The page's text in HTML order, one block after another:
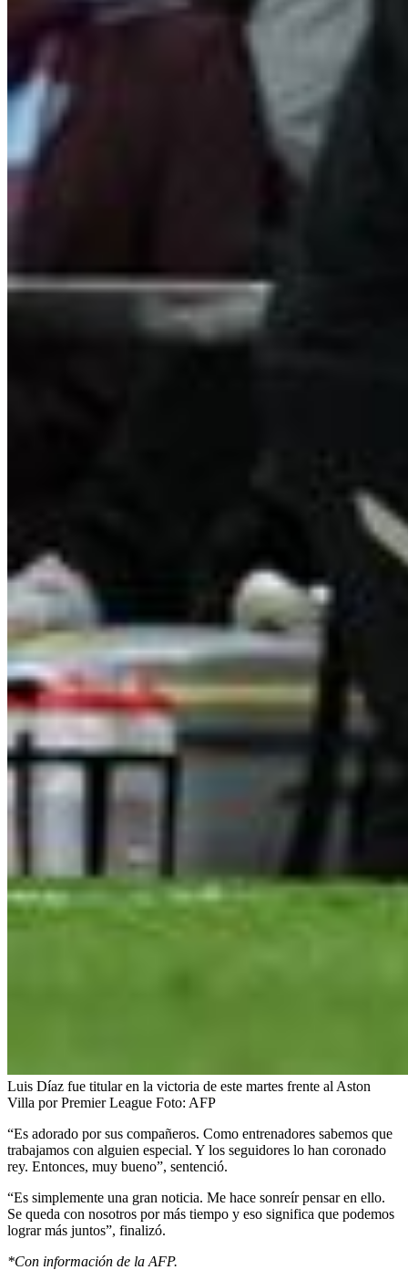
Luis Díaz fue titular en la victoria de este martes frente al Aston
Villa por Premier League Foto: AFP
“Es adorado por sus compañeros. Como entrenadores sabemos que
trabajamos con alguien especial. Y los seguidores lo han coronado
rey. Entonces, muy bueno”, sentenció.
“Es simplemente una gran noticia. Me hace sonreír pensar en ello.
Se queda con nosotros por más tiempo y eso significa que podemos
lograr más juntos”, finalizó.
*Con información de la AFP.